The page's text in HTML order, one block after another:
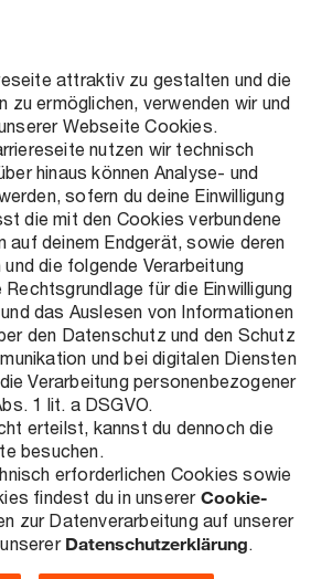
attraktiv zu gestalten und die
zu ermöglichen, verwenden wir und
Webseite Cookies.
nutzen wir technisch
hinaus können Analyse- und
sofern du deine Einwilligung
die mit den Cookies verbundene
auf deinem Endgerät, sowie deren
die folgende Verarbeitung
für die Einwilligung
das Auslesen von Informationen
den Datenschutz und den Schutz
und bei digitalen Diensten
Verarbeitung personenbezogener
1 lit. a DSGVO.
erteilst, kannst du dennoch die
besuchen.
erforderlichen Cookies sowie
findest du in unserer Cookie-
zur Datenverarbeitung auf unserer
Datenschutzerklärung.
nachhaltige Ergebnisse zu
Deals Teams
Kauf- bzw.
Marktanalyse, über die
hast du stets den
Deals zu minimieren
unglaublichen